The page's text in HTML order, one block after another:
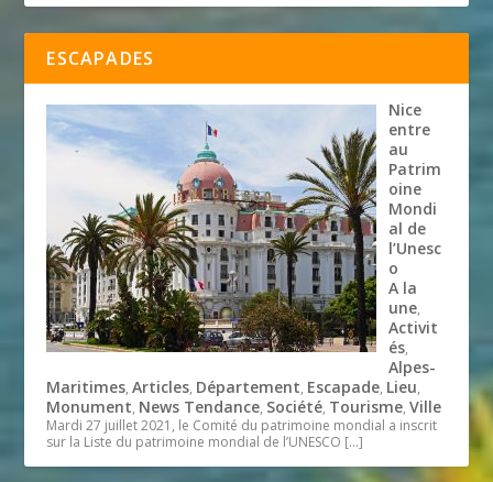
ESCAPADES
Nice
entre
au
Patrim
oine
Mondi
al de
l’Unesc
o
A la
une,
Activit
és,
Alpes-
Maritimes,Articles, Département, Escapade, Lieu,
Monument, News Tendance, Société, Tourisme,Ville
Mardi 27 juillet 2021, le Comité du patrimoine mondial a inscrit
sur la Liste du patrimoine mondial de l’UNESCO […]